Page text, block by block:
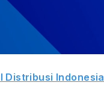
Distribusi Indonesia